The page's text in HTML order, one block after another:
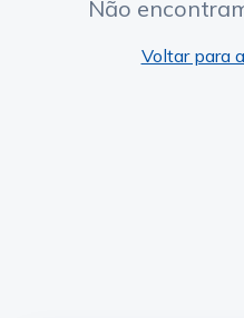
Não
Voltar para